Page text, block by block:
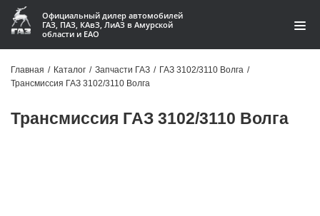
Официальный дилер автомобилей
ГАЗ, ПАЗ, КАвЗ, ЛиАЗ в Амурской
области и ЕАО
О компании
Главная / Каталог / Запчасти ГАЗ / ГАЗ 3102/3110 Волга /
Трансмиссия ГАЗ 3102/3110 Волга
Трансмиссия ГАЗ 3102/3110 Волга